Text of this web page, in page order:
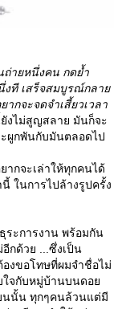
ายหนึ่งคน กดย้ำ
งที เสร็จสมบูรณ์กลา
กจะจดจำเสี้ยวเวลา
งไม่สูญสลาย มันก็จะ
ผูกพันกับมันตลอดไป
ากจะเล่าให้ทุกคนได้
ในการไปล้างรูปครั้ง
ะการงาน พร้อมกัน
กด้วย ...ซึ่งเป็น
งขอโทษที่ผมจำชื่อไม่
ใจกับหมู่บ้านบนดอ
นนั้น ทุกๆคนล้วนแต่มี